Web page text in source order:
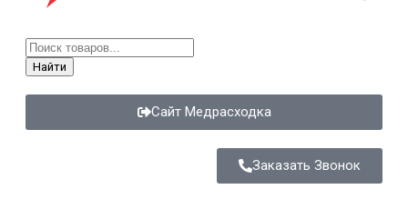
Найти
Сайт Медрасходка
Заказать Звонок